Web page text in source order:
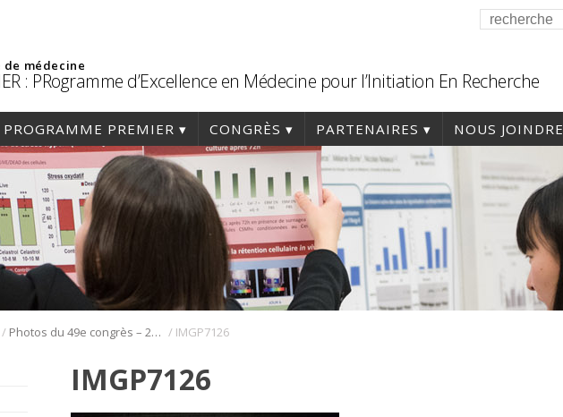
de médecine
: PRogramme d’Excellence en Médecine pour l’Initiation En Recherche
PROGRAMME PREMIER CONGRÈS PARTENAIRES NOUS JOINDRE
/ Photos du 49e congrès – 2016 / IMGP7126
IMGP7126